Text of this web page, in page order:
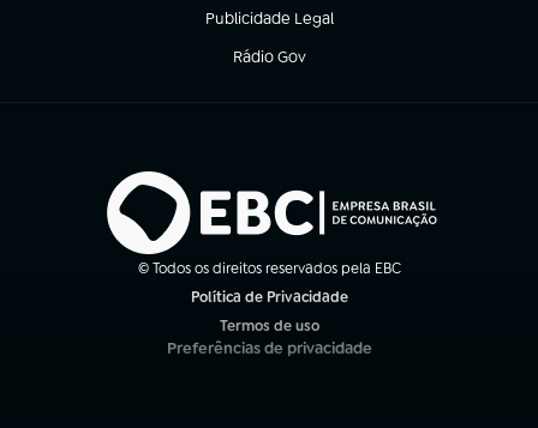
Publicidade Legal
(abre em nova aba)
Rádio Gov
(abre em nova aba)
© Todos os direitos reservados pela EBC
Política de Privacidade
Termos de uso
(abre em nova aba)
Preferências de privacidade